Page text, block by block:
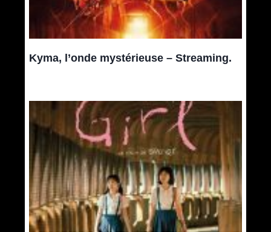
Kyma, l’onde mystérieuse – Streaming.